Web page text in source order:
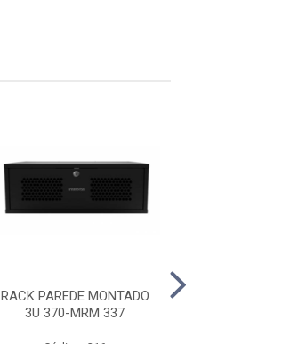
RACK PAREDE MONTADO
3U 370-MRM 337